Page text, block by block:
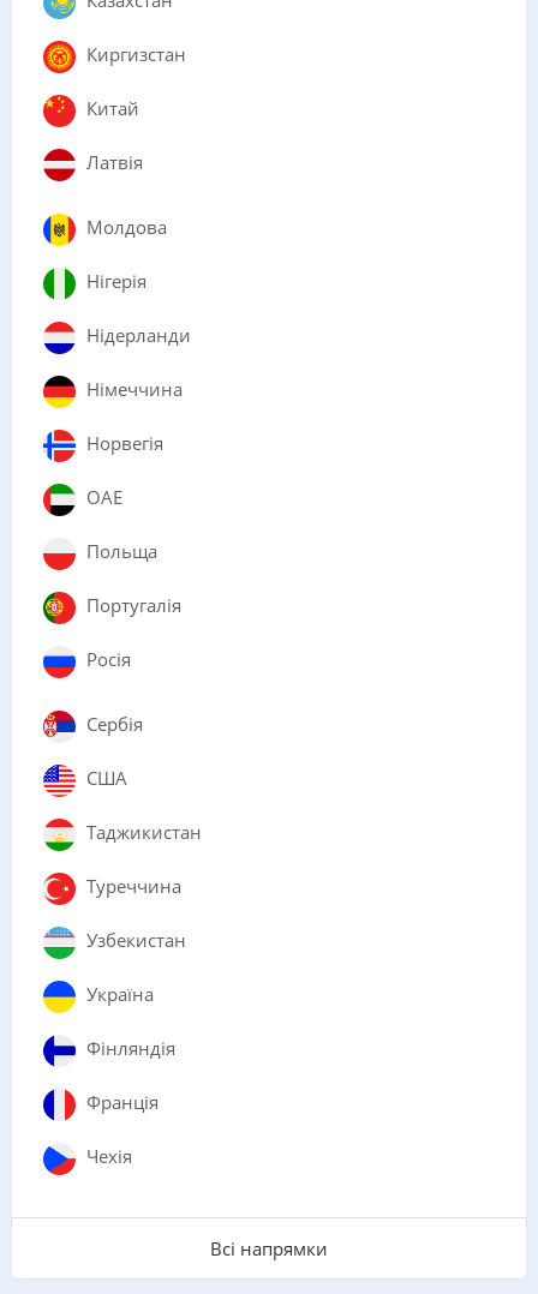
Киргизстан
Китай
Латвія
Молдова
Нігерія
Нідерланди
Німеччина
Норвегія
ОАЕ
Польща
Португалія
Росія
Сербія
США
Таджикистан
Туреччина
Узбекистан
Україна
Фінляндія
Франція
Чехія
Всі напрямки